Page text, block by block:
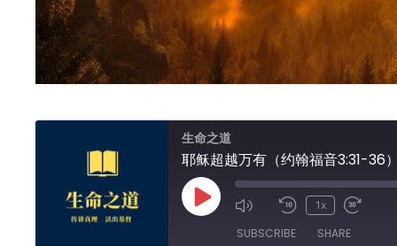
生命之道
耶稣超越万有（约翰福音3:31-36
Play
Episode
1x
SUBSCRIBE SHARE